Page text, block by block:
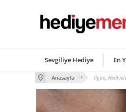
Sevgiliye Hediye En
Anasayfa İlginç